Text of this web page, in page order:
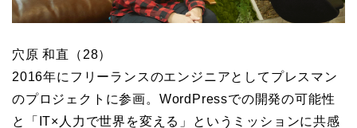
穴原 和直（28）
2016年にフリーランスのエンジニアとしてプレスマン
のプロジェクトに参画。WordPressでの開発の可能性
と「IT×人力で世界を変える」というミッションに共感